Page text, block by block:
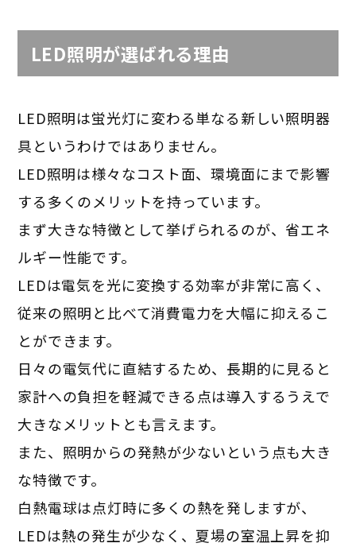
LED照明が選ばれる理由
LED照明は蛍光灯に変わる単なる新しい照明器
具というわけではありません。
LED照明は様々なコスト面、環境面にまで影響
する多くのメリットを持っています。
まず大きな特徴として挙げられるのが、省エネ
ルギー性能です。
LEDは電気を光に変換する効率が非常に高く、
従来の照明と比べて消費電力を大幅に抑えるこ
とができます。
日々の電気代に直結するため、長期的に見ると
家計への負担を軽減できる点は導入するうえで
大きなメリットとも言えます。
また、照明からの発熱が少ないという点も大き
な特徴です。
白熱電球は点灯時に多くの熱を発しますが、
LEDは熱の発生が少なく、夏場の室温上昇を抑